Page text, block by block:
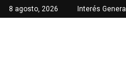
8 agosto, 2026 Interés General